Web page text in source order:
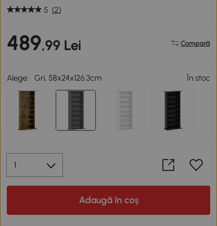
5 (2)
489,99 Lei Compară
Alege: Gri, 58x24x126.3cm În stoc
Adaugă în coș